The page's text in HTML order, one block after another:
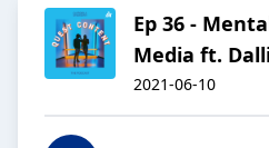
Ep 36 -
Media ft.
2021-06-10